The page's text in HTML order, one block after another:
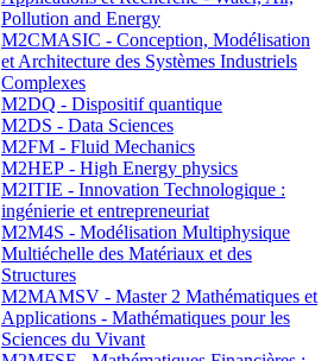
Pollution and Energy
M2CMASIC - Conception, Modélisation
et Architecture des Systèmes Industriels
Complexes
M2DQ - Dispositif quantique
M2DS - Data Sciences
M2FM - Fluid Mechanics
M2HEP - High Energy physics
M2ITIE - Innovation Technologique :
ingénierie et entrepreneuriat
M2M4S - Modélisation Multiphysique
Multiéchelle des Matériaux et des
Structures
M2MAMSV - Master 2 Mathématiques et
Applications - Mathématiques pour les
Sciences du Vivant